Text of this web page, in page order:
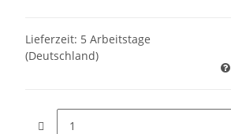
Lieferzeit: 5 Arbeitstage
(Deutschland)